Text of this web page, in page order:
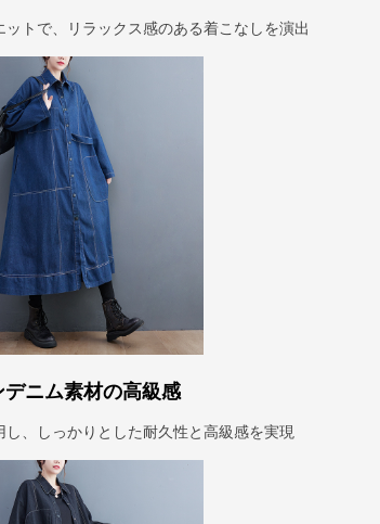
トで、リラックス感のある着こなしを演出
デニム素材の高級感
し、しっかりとした耐久性と高級感を実現